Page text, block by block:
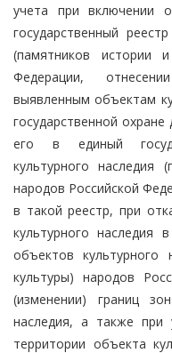
учета при включении
государственный
(памятников истории
Федерации,
выявленным объектам
государственной
его в единый
культурного наследия
народов Российской
в такой реестр, при
культурного наследия
объектов культурного
культуры) народов
(изменении) границ
наследия, а также при
территории объекта